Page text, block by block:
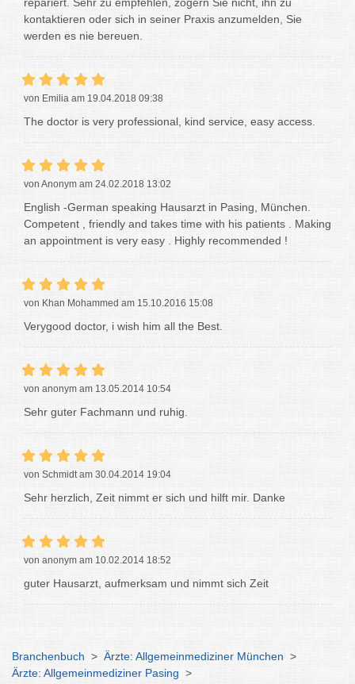
kontaktieren oder sich in seiner Praxis anzumelden, Sie
werden es nie bereuen.
von Emilia am 19.04.2018 09:38
The doctor is very professional, kind service, easy access.
von Anonym am 24.02.2018 13:02
English -German speaking Hausarzt in Pasing, München.
Competent , friendly and takes time with his patients . Making
an appointment is very easy . Highly recommended !
von Khan Mohammed am 15.10.2016 15:08
Verygood doctor, i wish him all the Best.
von anonym am 13.05.2014 10:54
Sehr guter Fachmann und ruhig.
von Schmidt am 30.04.2014 19:04
Sehr herzlich, Zeit nimmt er sich und hilft mir. Danke
von anonym am 10.02.2014 18:52
guter Hausarzt, aufmerksam und nimmt sich Zeit
Branchenbuch > Ärzte: Allgemeinmediziner München >
Ärzte: Allgemeinmediziner Pasing >